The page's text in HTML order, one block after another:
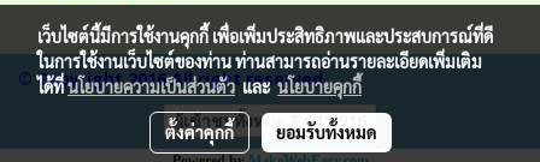
© Copyright 2016 All right reserved.
ผู้เข้าชมทั้งหมด3,641,916
เว็บไซต์นี้มีการใช้งานคุกกี้ เพื่อเพิ่มประสิทธิภาพและประสบการณ์ที่ดี
ในการใช้งานเว็บไซต์ของท่าน ท่านสามารถอ่านรายละเอียดเพิ่มเติม
ได้ที่นโยบายความเป็นส่วนตัวและนโยบายคุกกี้
ตั้งค่าคุกกี้ ยอมรับทั้งหมด